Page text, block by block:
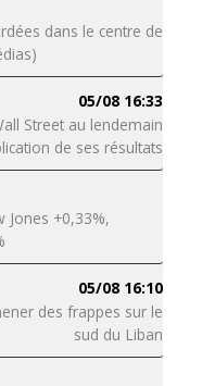
dans le centre de
05/08 16:33
Street au lendemain
de ses résultats
Jones +0,33%,
05/08 16:10
des frappes sur le
sud du Liban